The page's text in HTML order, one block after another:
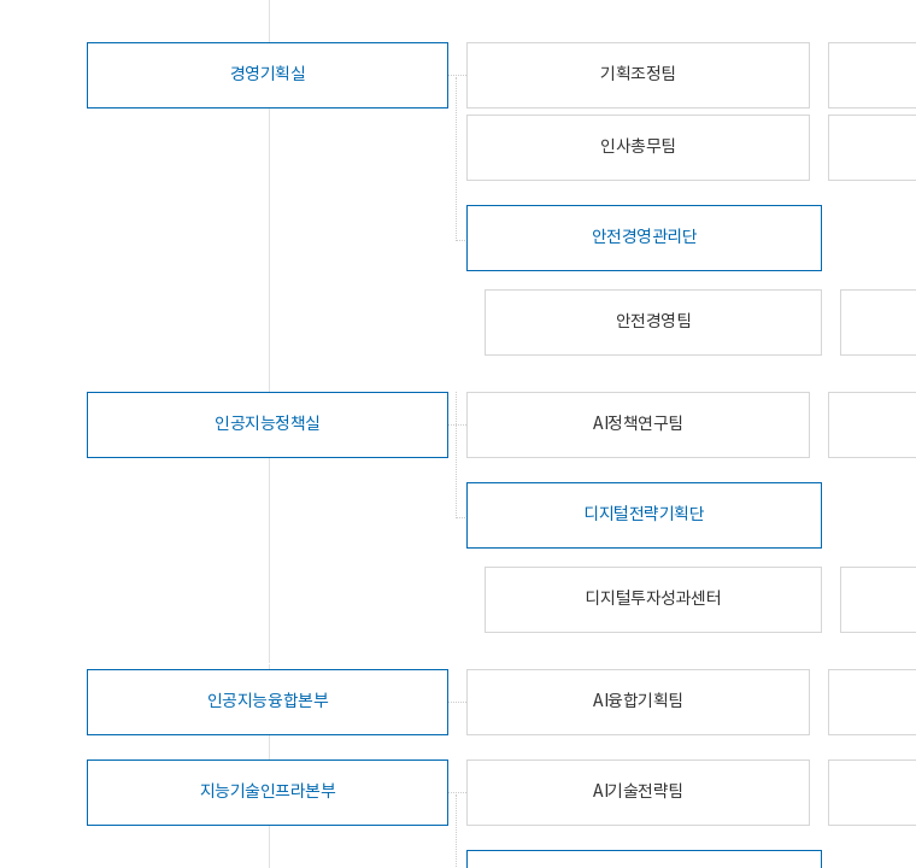
경영기획실 기획조정팀
인사총무팀
안전경영관리단
안전경영팀
인공지능정책실 AI정책연구팀
디지털전략기획단
디지털투자성과센터
인공지능융합본부 AI융합기획팀
지능기술인프라본부 AI기술전략팀